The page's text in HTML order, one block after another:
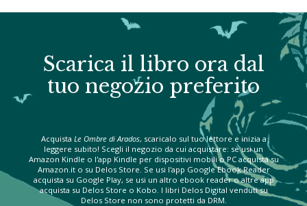
Scarica il libro ora dal
tuo negozio preferito
Acquista Le Ombre di Arados, scaricalo sul tuo lettore e inizia a
leggere subito! Scegli il negozio da cui acquistare: se usi un
Amazon Kindle o l'app Kindle per dispositivi mobili o PC acquista su
Amazon.it o su Delos Store. Se usi l'app Google Ebook Reader
acquista su Google Play, se usi un altro ebook reader o altre app
acquista su Delos Store o Kobo. I libri Delos Digital venduti su
Delos Store non sono protetti da DRM.